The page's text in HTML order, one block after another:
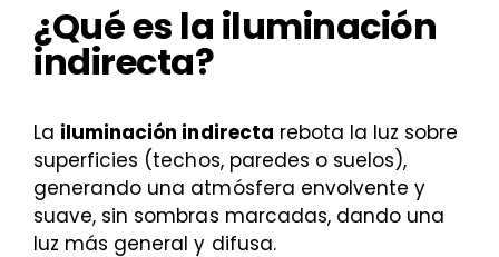
¿Qué es la iluminación
indirecta?
La iluminación indirecta rebota la luz sobre
superficies (techos, paredes o suelos),
generando una atmósfera envolvente y
suave, sin sombras marcadas, dando una
luz más general y difusa.